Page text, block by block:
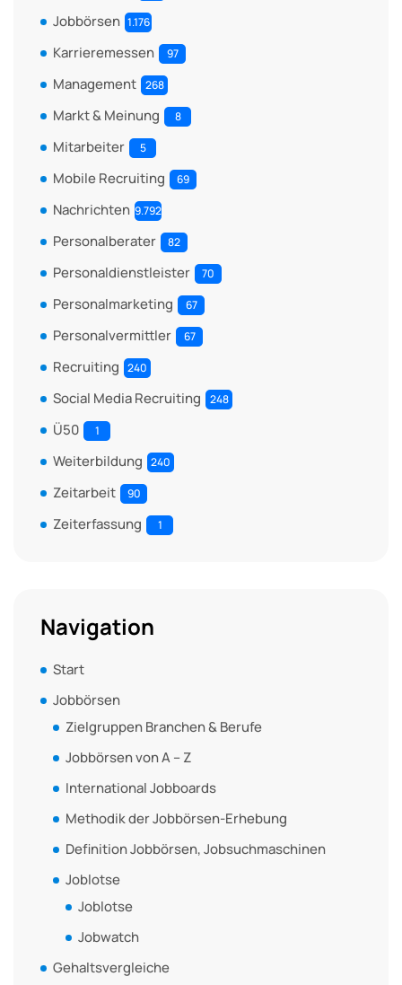
Jobbörsen 1.176
Karrieremessen 97
Management 268
Markt & Meinung 8
Mitarbeiter 5
Mobile Recruiting 69
Nachrichten 9.792
Personalberater 82
Personaldienstleister 70
Personalmarketing 67
Personalvermittler 67
Recruiting 240
Social Media Recruiting 248
Ü50 1
Weiterbildung 240
Zeitarbeit 90
Zeiterfassung 1
Navigation
Start
Jobbörsen
Zielgruppen Branchen & Berufe
Jobbörsen von A – Z
International Jobboards
Methodik der Jobbörsen-Erhebung
Definition Jobbörsen, Jobsuchmaschinen
Joblotse
Joblotse
Jobwatch
Gehaltsvergleiche